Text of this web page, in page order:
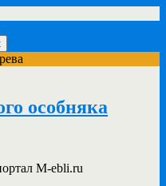
особняка
M-ebli.ru